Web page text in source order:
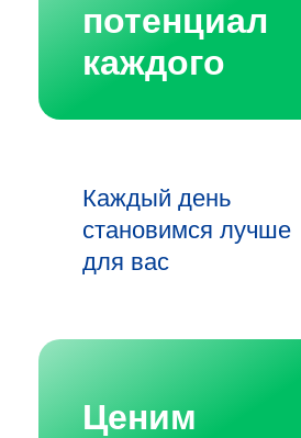
потенциал
каждого
Каждый день
становимся лучше
для вас
Ценим